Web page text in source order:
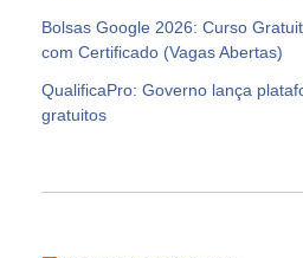
Bolsas Google 2026: Curso
com Certificado (Vagas Abertas)
QualificaPro: Governo lança
gratuitos